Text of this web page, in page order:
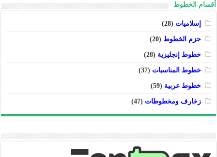
أقسام الخطوط
إسلاميات (28)
حزم الخطوط (20)
خطوط إنجليزية (28)
خطوط المناسبات (37)
خطوط عربية (59)
زخارف ومخطوطات (47)